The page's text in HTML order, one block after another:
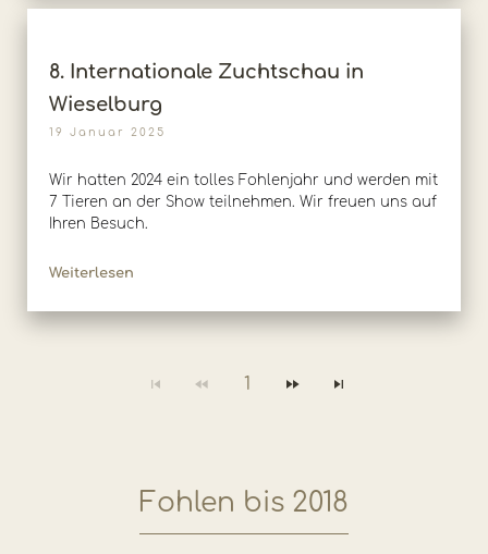
8. Internationale Zuchtschau in
Wieselburg
19 Januar 2025
Wir hatten 2024 ein tolles Fohlenjahr und werden mit
7 Tieren an der Show teilnehmen. Wir freuen uns auf
Ihren Besuch.
Weiterlesen
1
Fohlen bis 2018